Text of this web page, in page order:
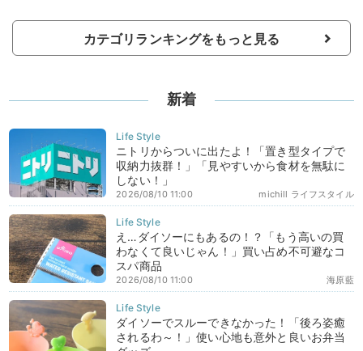
カテゴリランキングをもっと見る
新着
ニトリからついに出たよ！「置き型タイプで
収納力抜群！」「見やすいから食材を無駄に
しない！」
michill ライフスタイル
2026/08/10 11:00
え…ダイソーにもあるの！？「もう高いの買
わなくて良いじゃん！」買い占め不可避なコ
スパ商品
海原藍
2026/08/10 11:00
ダイソーでスルーできなかった！「後ろ姿癒
されるわ～！」使い心地も意外と良いお弁当